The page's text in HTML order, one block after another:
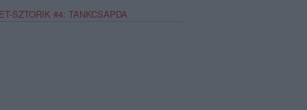
SZTORIK #4: TANKCSAPDA